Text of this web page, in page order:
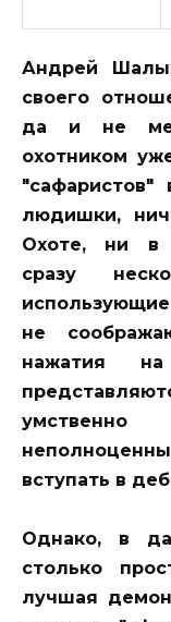
Андрей
своего
да и не
охотником
"сафаристов"
людишки,
Охоте, ни в
сразу
не
нажатия
вступать в
Однако, в
столько
лучшая